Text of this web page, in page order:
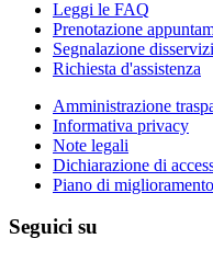
Leggi le FAQ
Prenotazione
Segnalazione
Richiesta d'assistenza
Amministrazione
Informativa privacy
Note legali
Dichiarazione di
Piano di
Seguici su